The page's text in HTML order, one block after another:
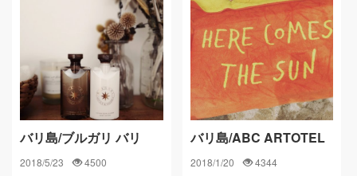
バリ島/ブルガリ バリ
2018/5/23 4500
バリ島/ABC ARTOTEL
2018/1/20 4344